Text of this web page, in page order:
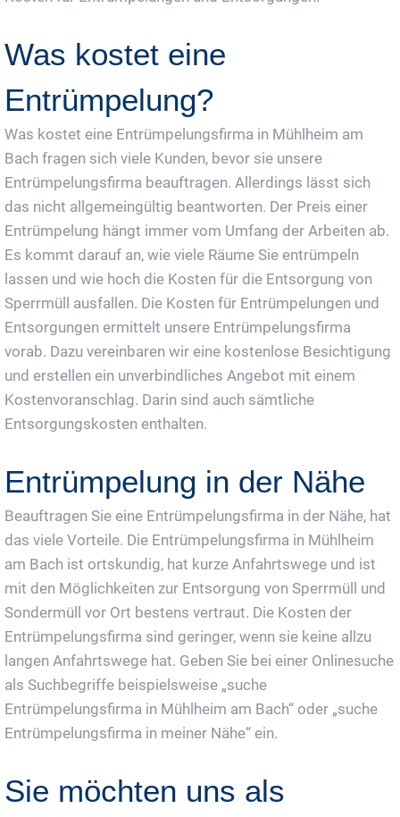
Was kostet eine
Entrümpelung?
Was kostet eine Entrümpelungsfirma in Mühlheim am
Bach fragen sich viele Kunden, bevor sie unsere
Entrümpelungsfirma beauftragen. Allerdings lässt sich
das nicht allgemeingültig beantworten. Der Preis einer
Entrümpelung hängt immer vom Umfang der Arbeiten ab.
Es kommt darauf an, wie viele Räume Sie entrümpeln
lassen und wie hoch die Kosten für die Entsorgung von
Sperrmüll ausfallen. Die Kosten für Entrümpelungen und
Entsorgungen ermittelt unsere Entrümpelungsfirma
vorab. Dazu vereinbaren wir eine kostenlose Besichtigung
und erstellen ein unverbindliches Angebot mit einem
Kostenvoranschlag. Darin sind auch sämtliche
Entsorgungskosten enthalten.
Entrümpelung in der Nähe
Beauftragen Sie eine Entrümpelungsfirma in der Nähe, hat
das viele Vorteile. Die Entrümpelungsfirma in Mühlheim
am Bach ist ortskundig, hat kurze Anfahrtswege und ist
mit den Möglichkeiten zur Entsorgung von Sperrmüll und
Sondermüll vor Ort bestens vertraut. Die Kosten der
Entrümpelungsfirma sind geringer, wenn sie keine allzu
langen Anfahrtswege hat. Geben Sie bei einer Onlinesuche
als Suchbegriffe beispielsweise „suche
Entrümpelungsfirma in Mühlheim am Bach“ oder „suche
Entrümpelungsfirma in meiner Nähe“ ein.
Sie möchten uns als